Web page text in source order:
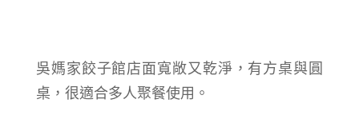
吳媽家餃子館店面寬敞又乾淨，有方桌與圓
桌，很適合多人聚餐使用。